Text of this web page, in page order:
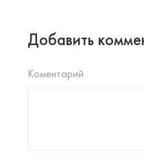
Добавить
Коментарий